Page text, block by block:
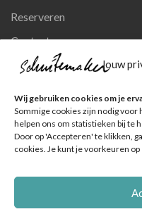
Jouw
Wij gebruiken cookies om je
Sommige cookies zijn nodig
helpen ons om statistieken bij te
Door op 'Accepteren' te klikken,
cookies. Je kunt je voorkeuren
Reserveren
Contact
Privacy en
Ga naar onze pagina
Volg ons op
Ga naar onze pagina